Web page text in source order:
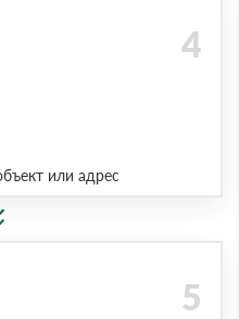
или адрес